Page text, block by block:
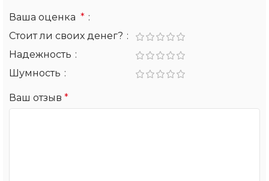
Ваша оценка *
Стоит ли своих денег?
Надежность
Шумность
Ваш отзыв *